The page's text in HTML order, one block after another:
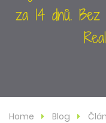
za 14 dnů. Bez
Home Blog